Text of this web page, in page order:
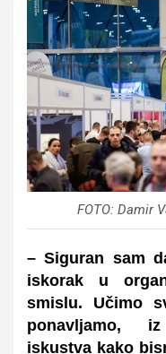
FOTO: Damir
– Siguran sam
iskorak u
smislu. Učimo
ponavljamo,
iskustva kako